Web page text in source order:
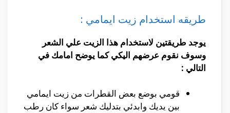
طريقه استخدام زيت ايمامي :
يوجد طريقتين لاستخدام هذا الزيت علي الشعر
وسوف نقوم عرضهم اليكي كما يوضح امامك في
التالي :
قومي بوضع بعض القطرات من زيت ايمامي
بين يديك وابدئي بتدليك شعر سواء كان رطب